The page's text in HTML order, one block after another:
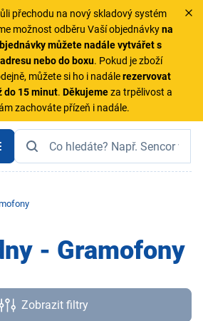
přechodu na nový skladový systém
možnost odběru Vaší objednávkyna
můžete nadále vytvářet s
nebo do boxu. Pokud je zboží
můžete si ho i nadálerezervovat
do 15 minut. Děkujemeza trpělivost a
zachováte přízeň i nadále.
- Gramofony
Zobrazit filtry